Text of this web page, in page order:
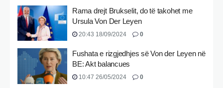
Rama drejt Brukselit, do të takohet me
Ursula Von Der Leyen
20:43 18/09/2024 0
Fushata e rizgjedhjes së Von der Leyen në
BE: Akt balancues
10:47 26/05/2024 0